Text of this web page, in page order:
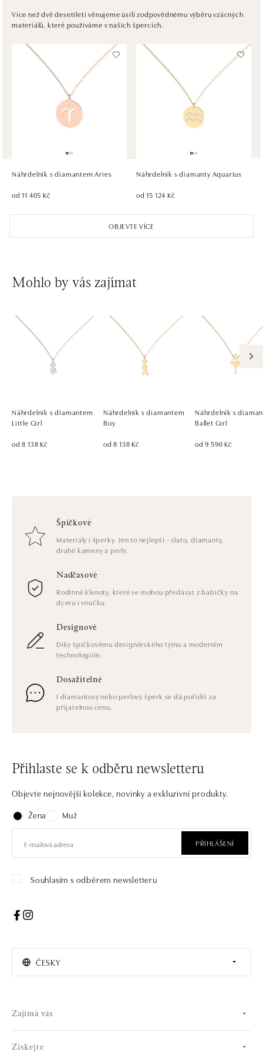
Pribinova 8, 811 09 Bratislava
tel.: +421917090467
HALADA OC Avion, Bratislava
Ivanská cesta 16, 821 04 Bratislava
tel.: +421 917 090 372
dnes otevřeno do 21:00
Pribinova 8, 811 09 Bratislava
dnes otevřeno od 10:00
Více než dvě desetiletí věnujeme úsilí zodpovědnému výběru vzácných
materiálů, které používáme v našich špercích.
OBJEVTE VÍCE
Náhrdelník s diamantem Aries
od 11 405 Kč
Náhrdelník s diamanty Aquarius
od 15 124 Kč
Mohlo by vás zajímat
Náhrdelník s diamantem
Little Girl
od 8 138 Kč
Náhrdelník s diamantem
Boy
od 8 138 Kč
Náhrdelník s
Ballet Girl
od 9 590 Kč
Špičkové
Materiály i šperky. Jen to nejlepší - zlato, diamanty,
drahé kameny a perly.
Nadčasové
Rodinné klenoty, které se mohou předávat z babičky na
dceru i vnučku.
Designové
Díky špičkovému designérského týmu a moderním
technologiím.
Dosažitelné
I diamantový nebo perlový šperk se dá pořídit za
přijatelnou cenu.
Přihlaste se k odběru newsletteru
Objevte nejnovější kolekce, novinky a exkluzivní produkty.
Žena
Muž
PŘIHLÁŠENÍ
Souhlasím s odběrem newsletteru
ČESKY
Zajímá vás
Získejte